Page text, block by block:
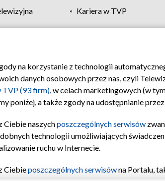
Kariera w TVP
Polityka prywatności Moje zgody
na korzystanie z technologii
danych osobowych przez nas, czyli
TVP (93 firm), w celach marketingowych (w
poniżej, a także zgody na udostępnianie
Ciebie naszychposzczególnych serwisów
technologii umożliwiających
ruchu w Internecie.
Ciebieposzczególnych serwisówna Portalu,